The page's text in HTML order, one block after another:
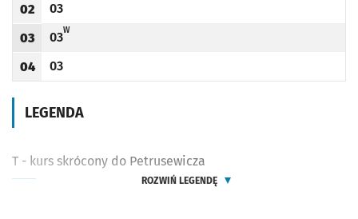
Godzina odjazdu
02
Odjazd
03
minut po godzinie 02
Godzina odjazdu
03
Odjazd
03
minut po godzinie 03
WW - KURS PRZEDŁUŻONY DO GIEŁDOWEJ (CENTRUM HURTU)
Godzina odjazdu
04
Odjazd
03
minut po godzinie 04
LEGENDA
T - kurs skrócony do Petrusewicza
ROZWIŃ LEGENDĘ